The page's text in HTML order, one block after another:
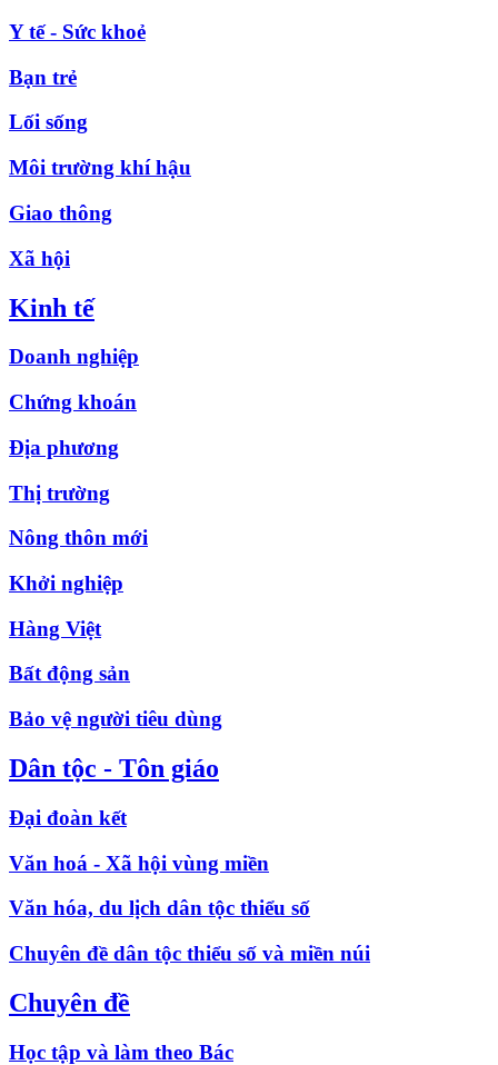
Y tế - Sức khoẻ
Bạn trẻ
Lối sống
Môi trường khí hậu
Giao thông
Xã hội
Kinh tế
Doanh nghiệp
Chứng khoán
Địa phương
Thị trường
Nông thôn mới
Khởi nghiệp
Hàng Việt
Bất động sản
Bảo vệ người tiêu dùng
Dân tộc - Tôn giáo
Đại đoàn kết
Văn hoá - Xã hội vùng miền
Văn hóa, du lịch dân tộc thiểu số
Chuyên đề dân tộc thiểu số và miền núi
Chuyên đề
Học tập và làm theo Bác